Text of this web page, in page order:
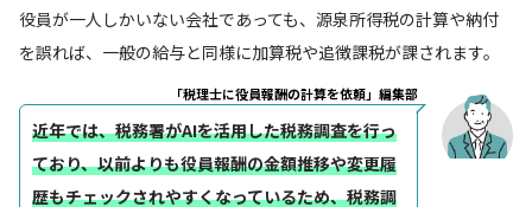
役員が一人しかいない会社であっても、源泉所得税の計算や納付
を誤れば、一般の給与と同様に加算税や追徴課税が課されます。
「税理士に役員報酬の計算を依頼」編集部
近年では、税務署がAIを活用した税務調査を行っ
ており、以前よりも役員報酬の金額推移や変更履
歴もチェックされやすくなっているため、税務調